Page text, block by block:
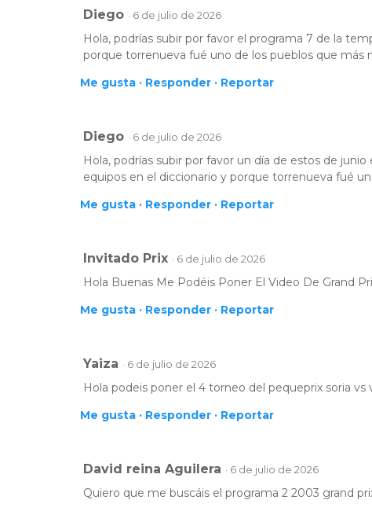
Diego · 6 de julio de 2026
Hola, podrías subir por favor el programa 7 de la
porque torrenueva fué uno de los pueblos que más
Me gusta · Responder · Reportar
Diego · 6 de julio de 2026
Hola, podrías subir por favor un día de estos de
equipos en el diccionario y porque torrenueva fué
Me gusta · Responder · Reportar
Invitado Prix · 6 de julio de 2026
Hola Buenas Me Podéis Poner El Video De Grand
Me gusta · Responder · Reportar
Yaiza · 6 de julio de 2026
Hola podeis poner el 4 torneo del pequeprix soria vs
Me gusta · Responder · Reportar
David reina Aguilera · 6 de julio de 2026
Quiero que me buscáis el programa 2 2003 grand